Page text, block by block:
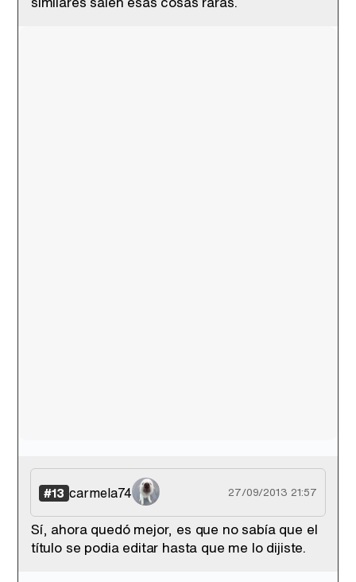
#13 carmela74 27/09/2013 21:57
Sí, ahora quedó mejor, es que no sabía que el
título se podia editar hasta que me lo dijiste.